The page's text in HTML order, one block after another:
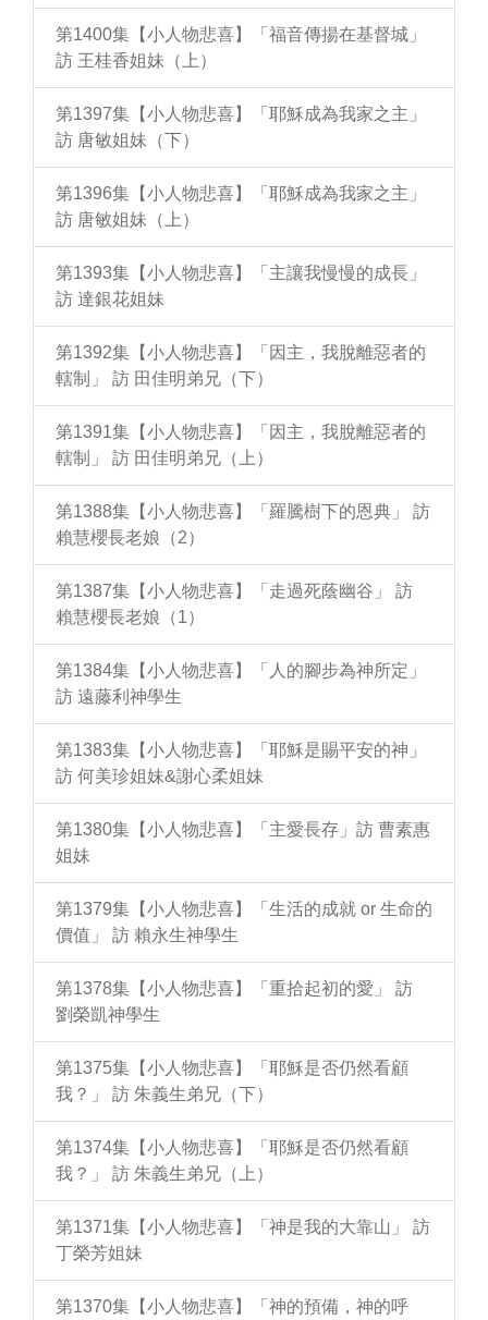
第1400集【小人物悲喜】「福音傳揚在基督城」
訪 王桂香姐妹（上）
第1397集【小人物悲喜】「耶穌成為我家之主」
訪 唐敏姐妹（下）
第1396集【小人物悲喜】「耶穌成為我家之主」
訪 唐敏姐妹（上）
第1393集【小人物悲喜】「主讓我慢慢的成長」
訪 達銀花姐妹
第1392集【小人物悲喜】「因主，我脫離惡者的
轄制」 訪 田佳明弟兄（下）
第1391集【小人物悲喜】「因主，我脫離惡者的
轄制」 訪 田佳明弟兄（上）
第1388集【小人物悲喜】「羅騰樹下的恩典」 訪
賴慧櫻長老娘（2）
第1387集【小人物悲喜】「走過死蔭幽谷」 訪
賴慧櫻長老娘（1）
第1384集【小人物悲喜】「人的腳步為神所定」
訪 遠藤利神學生
第1383集【小人物悲喜】「耶穌是賜平安的神」
訪 何美珍姐妹&謝心柔姐妹
第1380集【小人物悲喜】「主愛長存」訪 曹素惠
姐妹
第1379集【小人物悲喜】「生活的成就 or 生命的
價值」 訪 賴永生神學生
第1378集【小人物悲喜】「重拾起初的愛」 訪
劉榮凱神學生
第1375集【小人物悲喜】「耶穌是否仍然看顧
我？」 訪 朱義生弟兄（下）
第1374集【小人物悲喜】「耶穌是否仍然看顧
我？」 訪 朱義生弟兄（上）
第1371集【小人物悲喜】「神是我的大靠山」 訪
丁榮芳姐妹
第1370集【小人物悲喜】「神的預備，神的呼